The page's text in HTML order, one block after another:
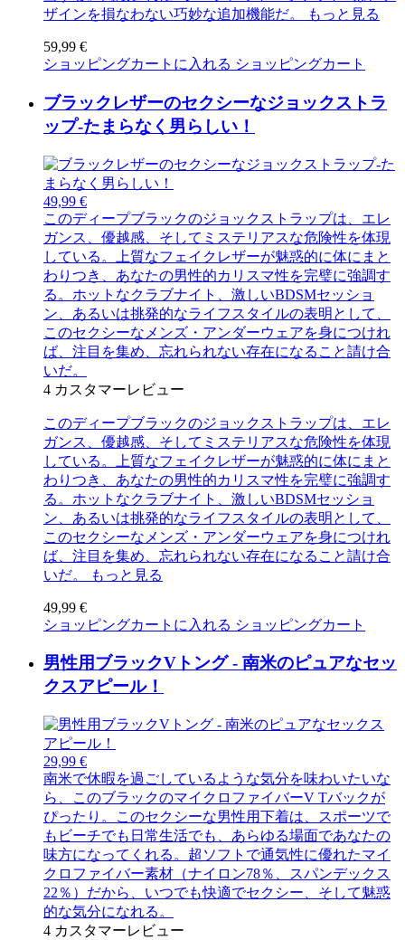
ザインを損なわない巧妙な追加機能だ。
もっと見る
59,99 €
ショッピングカートに入れる ショッピングカート
ブラックレザーのセクシーなジョックストラ
ップ-たまらなく男らしい！
49,99 €
このディープブラックのジョックストラップは、エレ
ガンス、優越感、そしてミステリアスな危険性を体現
している。上質なフェイクレザーが魅惑的に体にまと
わりつき、あなたの男性的カリスマ性を完璧に強調す
る。ホットなクラブナイト、激しいBDSMセッショ
ン、あるいは挑発的なライフスタイルの表明として、
このセクシーなメンズ・アンダーウェアを身につけれ
ば、注目を集め、忘れられない存在になること請け合
いだ。
4 カスタマーレビュー
このディープブラックのジョックストラップは、エレ
ガンス、優越感、そしてミステリアスな危険性を体現
している。上質なフェイクレザーが魅惑的に体にまと
わりつき、あなたの男性的カリスマ性を完璧に強調す
る。ホットなクラブナイト、激しいBDSMセッショ
ン、あるいは挑発的なライフスタイルの表明として、
このセクシーなメンズ・アンダーウェアを身につけれ
ば、注目を集め、忘れられない存在になること請け合
いだ。
もっと見る
49,99 €
ショッピングカートに入れる ショッピングカート
男性用ブラックVトング - 南米のピュアなセッ
クスアピール！
29,99 €
南米で休暇を過ごしているような気分を味わいたいな
ら、このブラックのマイクロファイバーV Tバックが
ぴったり。このセクシーな男性用下着は、スポーツで
もビーチでも日常生活でも、あらゆる場面であなたの
味方になってくれる。超ソフトで通気性に優れたマイ
クロファイバー素材（ナイロン78％、スパンデックス
22％）だから、いつでも快適でセクシー、そして魅惑
的な気分になれる。
4 カスタマーレビュー